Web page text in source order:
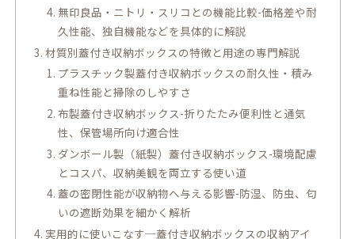
無印良品・ニトリ・スリコとの機能比較-価格差や耐
久性能、独自機能などを具体的に解説
材質別蓋付き収納ボックスの特徴と用途の専門解説
プラスチック製蓋付き収納ボックスの耐久性・積み
重ね性能と掃除のしやすさ
布製蓋付き収納ボックス-折りたたみ便利性と通気
性、保管場所向け適合性
ダンボール製（紙製）蓋付き収納ボックス-環境配慮
とコスパ、収納美観を両立する使い道
蓋の密閉性能が収納物へ与える影響-防湿、防虫、匂
いの遮断効果を細かく解析
実用的に使いこなす─蓋付き収納ボックスの収納アイ